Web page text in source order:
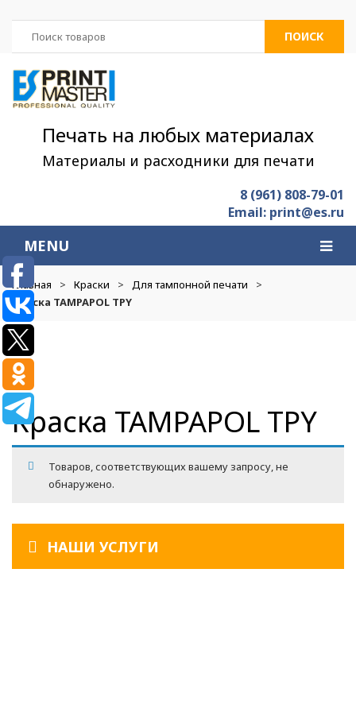
ПОИСК
Печать на любых материалах
Материалы и расходники для печати
8 (961) 808-79-01
Email: print@es.ru
MENU
Главная > Краски > Для тампонной печати
>
Краска TAMPAPOL TPY
Краска TAMPAPOL TPY
Товаров, соответствующих вашему запросу, не
обнаружено.
НАШИ УСЛУГИ